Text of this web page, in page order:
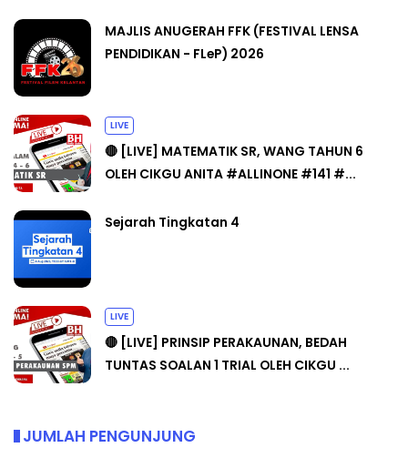
MAJLIS ANUGERAH FFK (FESTIVAL LENSA
PENDIDIKAN - FLeP) 2026
LIVE
🔴 [LIVE] MATEMATIK SR, WANG TAHUN 6
OLEH CIKGU ANITA #ALLINONE #141 #...
Sejarah Tingkatan 4
LIVE
🔴 [LIVE] PRINSIP PERAKAUNAN, BEDAH
TUNTAS SOALAN 1 TRIAL OLEH CIKGU ...
JUMLAH PENGUNJUNG